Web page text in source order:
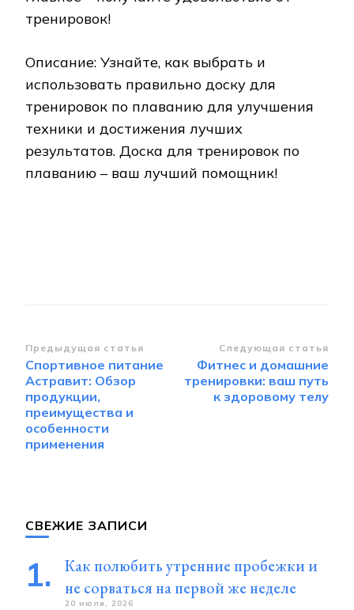
тренировок!
Описание: Узнайте, как выбрать и
использовать правильно доску для
тренировок по плаванию для улучшения
техники и достижения лучших
результатов. Доска для тренировок по
плаванию – ваш лучший помощник!
Навигация
по
записям
Предыдущая статья
Спортивное питание
Астравит: Обзор
продукции,
преимущества и
особенности
применения
Следующая статья
Фитнес и домашние
тренировки: ваш путь
к здоровому телу
СВЕЖИЕ ЗАПИСИ
Как полюбить утренние пробежки и
не сорваться на первой же неделе
20 июля, 2026